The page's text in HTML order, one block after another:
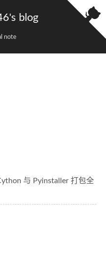
blog
note
与 Pyinstaller 打包全